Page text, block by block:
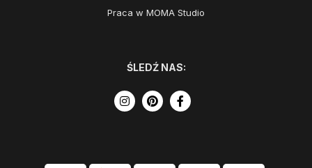
Praca w MOMA Studio
ŚLEDŹ NAS: